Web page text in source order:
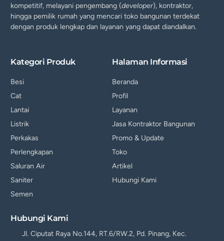
kompetitif, melayani pengembang (developer), kontraktor,
hingga pemilik rumah yang mencari toko bangunan terdekat
dengan produk lengkap dan layanan yang dapat diandalkan.
Kategori Produk
Besi
Cat
Lantai
Listrik
Perkakas
Perlengkapan
Saluran Air
Saniter
Semen
Halaman Informasi
Beranda
Profil
Layanan
Jasa Kontraktor Bangunan
Promo & Update
Toko
Artikel
Hubungi Kami
Hubungi Kami
Jl. Ciputat Raya No.144, RT.6/RW.2, Pd. Pinang, Kec.